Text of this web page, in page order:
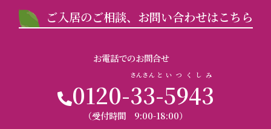
ご入居のご相談、お問い合わせはこちら
お電話でのお問合せ
0120-33
さんさん
-
と
5943
いつくしみ
（受付時間 9:00-18:00）